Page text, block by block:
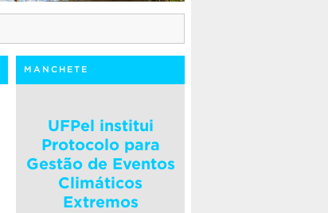
MANCHETE
UFPel institui
Protocolo para
Gestão de Eventos
Climáticos
Extremos